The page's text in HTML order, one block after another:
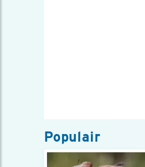
Populair